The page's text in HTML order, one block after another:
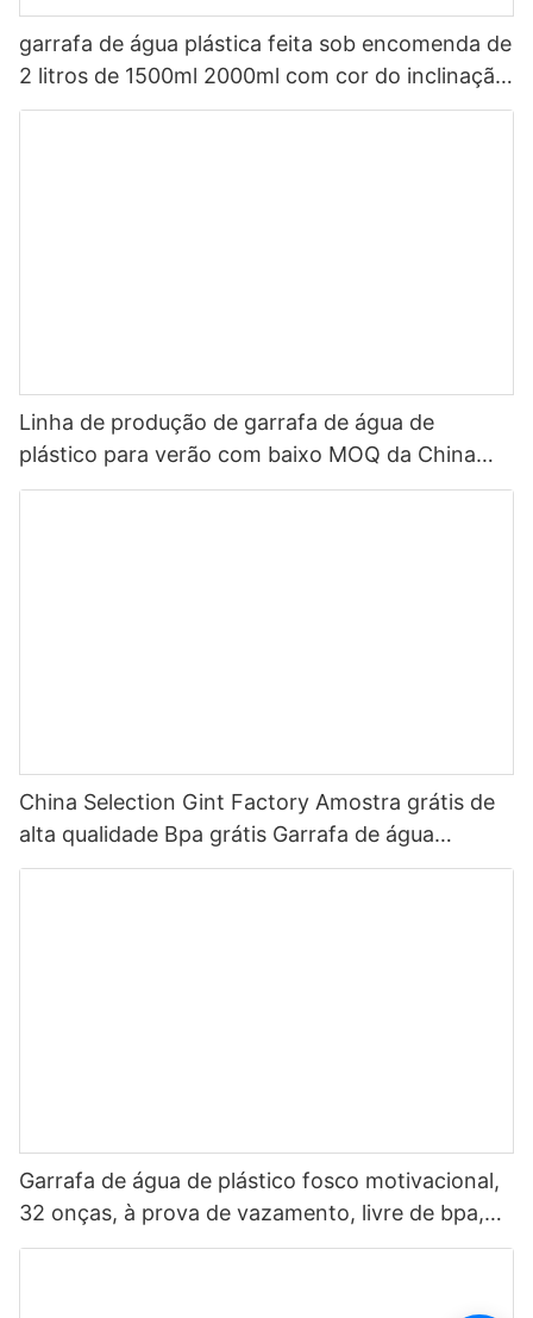
garrafa de água plástica feita sob encomenda de
2 litros de 1500ml 2000ml com cor do inclinação
da palha com épocas para beber
Linha de produção de garrafa de água de
plástico para verão com baixo MOQ da China
Seleção Garrafa de água com tampa de palha
China Selection Gint Factory Amostra grátis de
alta qualidade Bpa grátis Garrafa de água
plástica Tritan ecológica para bebida1
Garrafa de água de plástico fosco motivacional,
32 onças, à prova de vazamento, livre de bpa,
esportes, com marcador de tempo, fonte